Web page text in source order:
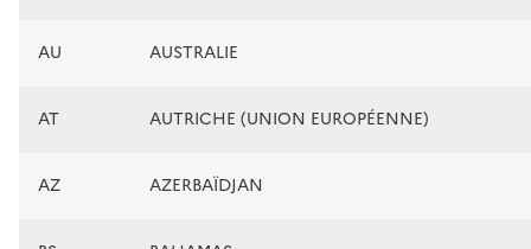
AU AUSTRALIE
AT AUTRICHE (UNION EUROPÉENNE)
AZ AZERBAÏDJAN